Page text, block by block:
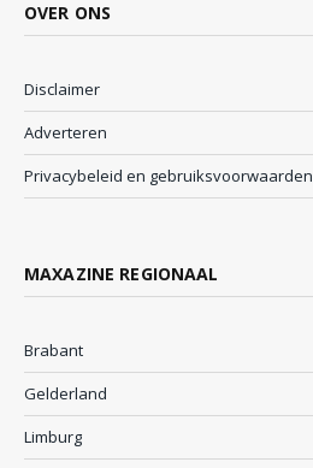
OVER ONS
Disclaimer
Adverteren
Privacybeleid en gebruiksvoorwaarden
MAXAZINE REGIONAAL
Brabant
Gelderland
Limburg